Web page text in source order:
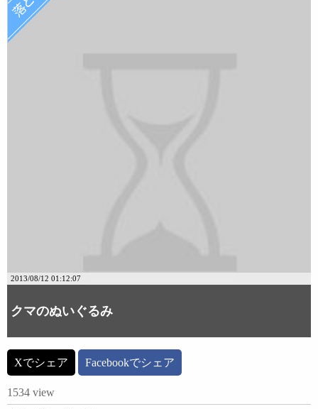
2013/08/12 01:12:07
クマのぬいぐるみ
Xでシェア Facebookでシェア
1534 view